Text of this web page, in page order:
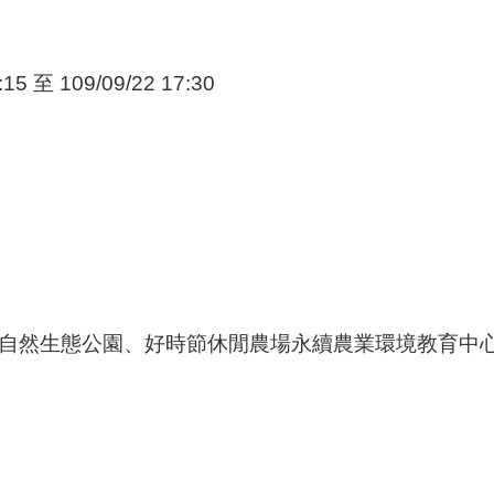
至 109/09/22 17:30
然生態公園、好時節休閒農場永續農業環境教育中